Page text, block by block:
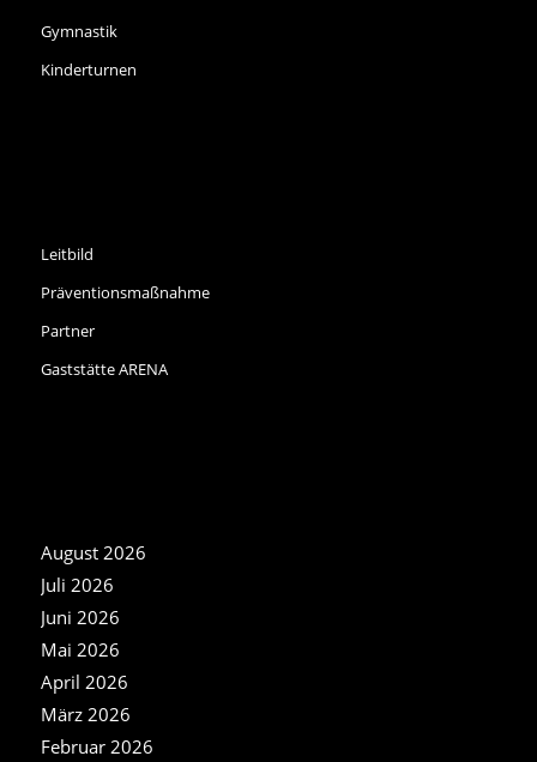
Gymnastik
Kinderturnen
Leitbild
Präventionsmaßnahme
Partner
Gaststätte ARENA
August 2026
Juli 2026
Juni 2026
Mai 2026
April 2026
März 2026
Februar 2026